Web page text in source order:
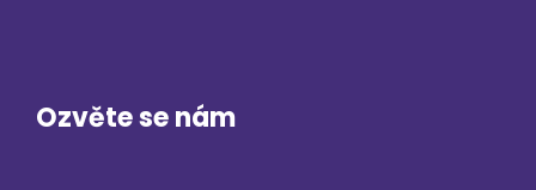
Ozvěte se nám